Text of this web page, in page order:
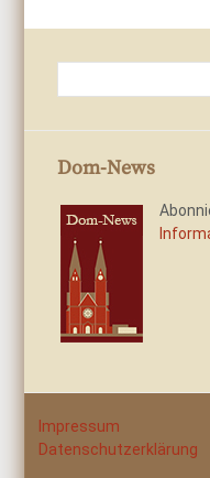
Dom-News
Impressum
Datenschutzerklärung